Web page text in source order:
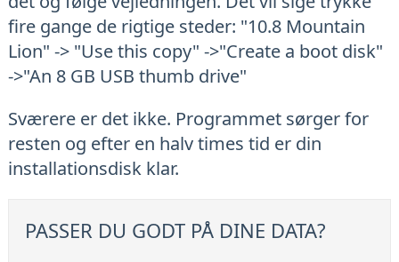
fire gange de rigtige steder: "10.8 Mountain
Lion" -> "Use this copy" ->"Create a boot disk"
->"An 8 GB USB thumb drive"
Sværere er det ikke. Programmet sørger for
resten og efter en halv times tid er din
installationsdisk klar.
PASSER DU GODT PÅ DINE DATA?